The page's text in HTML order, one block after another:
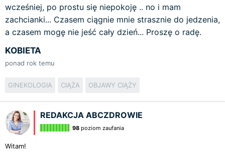
wcześniej, po prostu się niepokoję .. no i mam
zachcianki... Czasem ciągnie mnie strasznie do jedzenia,
a czasem mogę nie jeść cały dzień... Proszę o radę.
KOBIETA
ponad rok temu
GINEKOLOGIA CIĄŻA OBJAWY CIĄŻY
REDAKCJA ABCZDROWIE
98 poziom zaufania
Witam!